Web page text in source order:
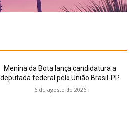
Menina da Bota lança candidatura a
deputada federal pelo União Brasil-PP
6 de agosto de 2026